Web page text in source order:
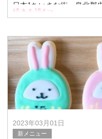
日本1ちいさな街、泉北郡
るカフェ『ぷりんとおや
先月販売してとても好評で
続きを読む>
2023年03月01日
新メニュー